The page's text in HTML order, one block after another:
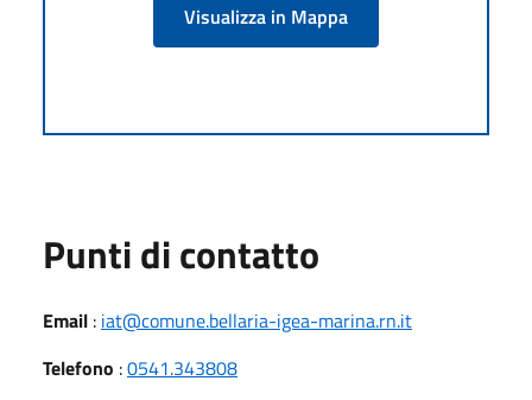
Visualizza in Mappa
Punti di contatto
Email : iat@comune.bellaria-igea-marina.rn.it
Telefono :0541.343808